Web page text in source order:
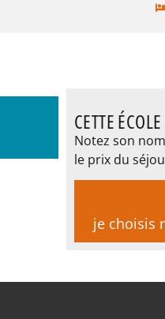
CETTE
Notez son
le prix du
je choisis